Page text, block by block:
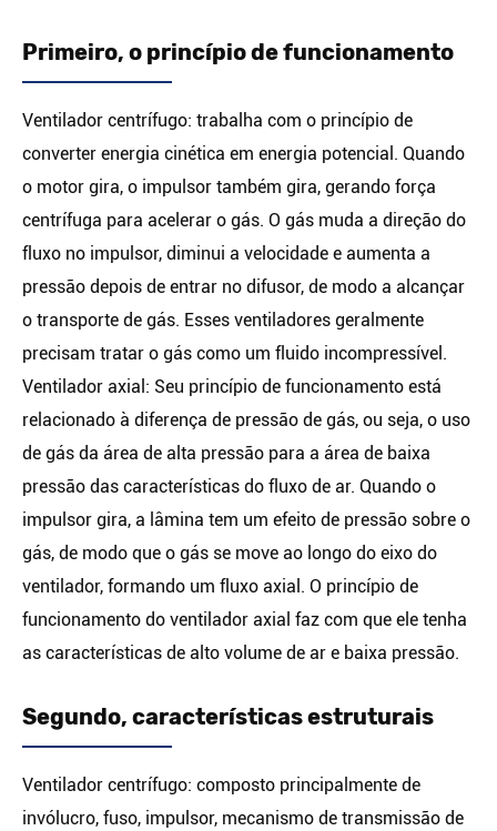
Primeiro, o princípio de funcionamento
Ventilador centrífugo: trabalha com o princípio de
converter energia cinética em energia potencial. Quando
o motor gira, o impulsor também gira, gerando força
centrífuga para acelerar o gás. O gás muda a direção do
fluxo no impulsor, diminui a velocidade e aumenta a
pressão depois de entrar no difusor, de modo a alcançar
o transporte de gás. Esses ventiladores geralmente
precisam tratar o gás como um fluido incompressível.
Ventilador axial: Seu princípio de funcionamento está
relacionado à diferença de pressão de gás, ou seja, o uso
de gás da área de alta pressão para a área de baixa
pressão das características do fluxo de ar. Quando o
impulsor gira, a lâmina tem um efeito de pressão sobre o
gás, de modo que o gás se move ao longo do eixo do
ventilador, formando um fluxo axial. O princípio de
funcionamento do ventilador axial faz com que ele tenha
as características de alto volume de ar e baixa pressão.
Segundo, características estruturais
Ventilador centrífugo: composto principalmente de
invólucro, fuso, impulsor, mecanismo de transmissão de